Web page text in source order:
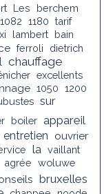
Les berchem
1082 1180 tarif
lambert bain
ferroli
dietrich
chauffage
excellents
1050 1200
sur
boiler appareil
entretien
ouvrier
la vaillant
agrée woluwe
bruxelles